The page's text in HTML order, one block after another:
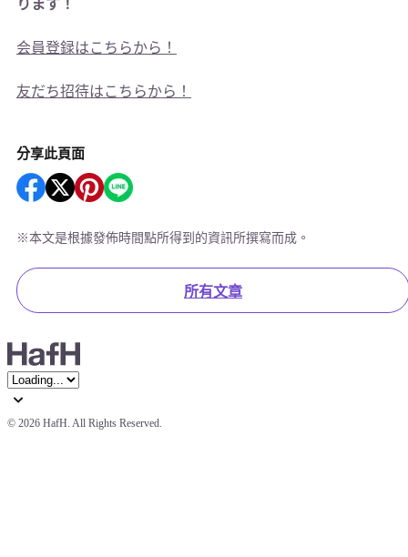
ります！
会員登録はこちらから！
友だち招待はこちらから！
分享此頁面
※本文是根據發佈時間點所得到的資訊所撰寫而成。
所有文章
© 2026 HafH. All Rights Reserved.